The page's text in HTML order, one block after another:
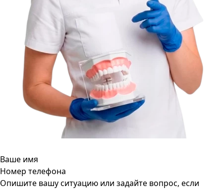
Ваше имя
Номер телефона
Опишите вашу ситуацию или задайте вопрос, если